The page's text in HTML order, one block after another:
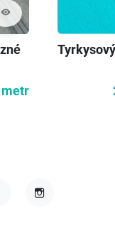
visibility
metr